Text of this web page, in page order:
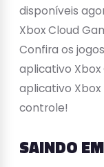
disponíveis
Xbox Cloud
Confira os
aplicativo Xbox
aplicativo Xbox
controle!
SAINDO